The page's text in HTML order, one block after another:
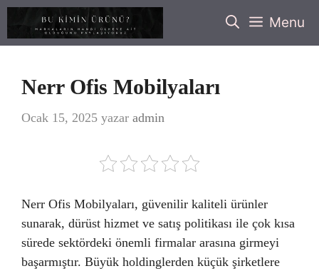
İçeriğe
Menu
Nerr Ofis Mobilyaları
Ocak 15, 2025 yazar admin
Nerr Ofis Mobilyaları, güvenilir kaliteli ürünler
sunarak, dürüst hizmet ve satış politikası ile çok kısa
sürede sektördeki önemli firmalar arasına girmeyi
başarmıştır. Büyük holdinglerden küçük şirketlere